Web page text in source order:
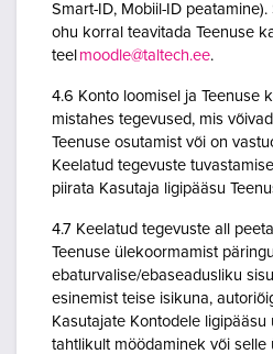
Smart-ID, Mobiil-ID
ohu korral teavitada Teenuse
teel moodle@taltech.ee.
4.6 Konto loomisel ja Teenuse
mistahes tegevused, mis
Teenuse osutamist või on
Keelatud tegevuste
piirata Kasutaja ligipääsu
4.7 Keelatud tegevuste all
Teenuse ülekoormamist
ebaturvalise/ebaseadusliku
esinemist teise isikuna,
Kasutajate Kontodele
tahtlikult möödaminek või selle